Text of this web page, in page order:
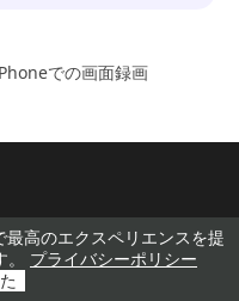
での画面録画
高のエクスペリエンスを提
プライバシーポリシー